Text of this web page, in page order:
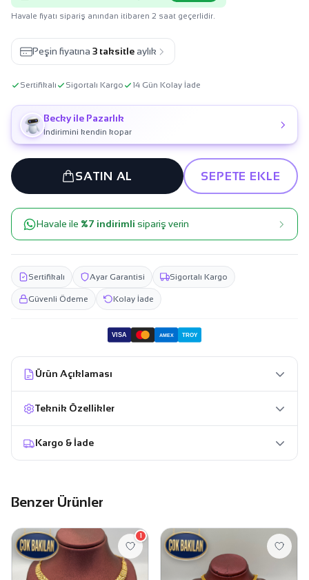
Havale fiyatı sipariş anından itibaren 2 saat geçerlidir.
Peşin fiyatına 3 taksitle aylık
Sertifikalı Sigortalı Kargo 14 Gün Kolay İade
Becky ile Pazarlık
İndirimini kendin kopar
SATIN AL SEPETE EKLE
Havale ile %7 indirimli sipariş verin
Sertifikalı Ayar Garantisi Sigortalı Kargo
Güvenli Ödeme Kolay İade
VISA AMEX TROY
Ürün Açıklaması
Teknik Özellikler
Kargo & İade
Benzer Ürünler
1